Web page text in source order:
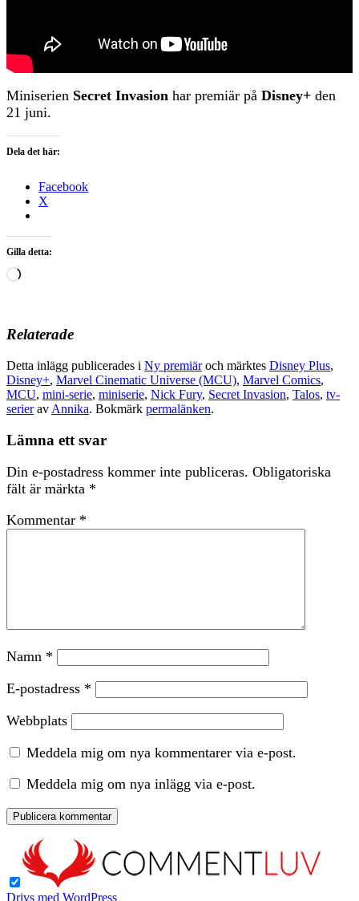
Miniserien Secret Invasion har premiär på Disney+ den
21 juni.
Dela det här:
Facebook
X
Gilla detta:
Laddar
Relaterade
Detta inlägg publicerades i Ny premiäroch märktes Disney Plus,
Disney+, Marvel Cinematic Universe (MCU), Marvel Comics,
MCU, mini-serie, miniserie, Nick Fury, Secret Invasion, Talos, tv-
serierav Annika. Bokmärk permalänken.
Lämna ett svar
Din e-postadress kommer inte publiceras. Obligatoriska
fält är märkta *
Kommentar *
Namn *
E-postadress *
Webbplats
Meddela mig om nya kommentarer via e-post.
Meddela mig om nya inlägg via e-post.
Drivs med WordPress